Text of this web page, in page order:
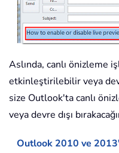
Aslında, canlı önizleme
etkinleştirilebilir veya
size Outlook'ta canlı
veya devre dışı
Outlook 2010 ve